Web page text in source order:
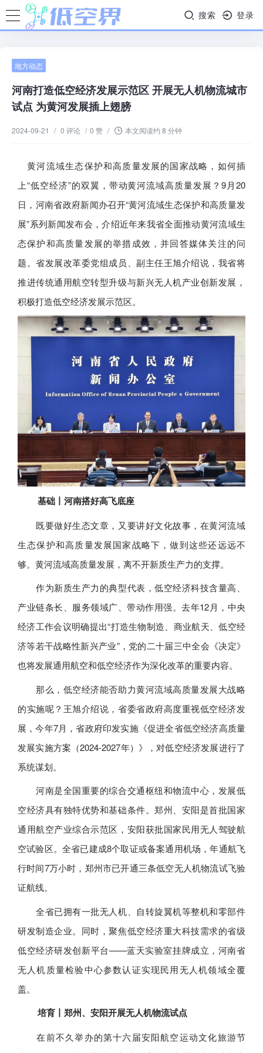
搜索 登录
地方动态
河南打造低空经济发展示范区 开展无人机物流城市
试点 为黄河发展插上翅膀
2024-09-21 / 0 评论 / 0 赞 / 本文阅读约 8 分钟
黄河流域生态保护和高质量发展的国家战略，如何插
上“低空经济”的双翼，带动黄河流域高质量发展？9月20
日，河南省政府新闻办召开“黄河流域生态保护和高质量发
展”系列新闻发布会，介绍近年来我省全面推动黄河流域生
态保护和高质量发展的举措成效，并回答媒体关注的问
题。省发展改革委党组成员、副主任王旭介绍说，我省将
推进传统通用航空转型升级与新兴无人机产业创新发展，
积极打造低空经济发展示范区。
基础丨河南搭好高飞底座
既要做好生态文章，又要讲好文化故事，在黄河流域
生态保护和高质量发展国家战略下，做到这些还远远不
够。黄河流域高质量发展，离不开新质生产力的支撑。
作为新质生产力的典型代表，低空经济科技含量高、
产业链条长、服务领域广、带动作用强。去年12月，中央
经济工作会议明确提出“打造生物制造、商业航天、低空经
济等若干战略性新兴产业”，党的二十届三中全会《决定》
也将发展通用航空和低空经济作为深化改革的重要内容。
那么，低空经济能否助力黄河流域高质量发展大战略
的实施呢？王旭介绍说，省委省政府高度重视低空经济发
展，今年7月，省政府印发实施《促进全省低空经济高质量
发展实施方案（2024-2027年）》，对低空经济发展进行了
系统谋划。
河南是全国重要的综合交通枢纽和物流中心，发展低
空经济具有独特优势和基础条件。郑州、安阳是首批国家
通用航空产业综合示范区，安阳获批国家民用无人驾驶航
空试验区。全省已建成8个取证或备案通用机场，年通航飞
行时间7万小时，郑州市已开通三条低空无人机物流试飞验
证航线。
全省已拥有一批无人机、自转旋翼机等整机和零部件
研发制造企业。同时，聚焦低空经济重大科技需求的省级
低空经济研发创新平台——蓝天实验室挂牌成立，河南省
无人机质量检验中心参数认证实现民用无人机领域全覆
盖。
培育丨郑州、安阳开展无人机物流试点
在前不久举办的第十六届安阳航空运动文化旅游节